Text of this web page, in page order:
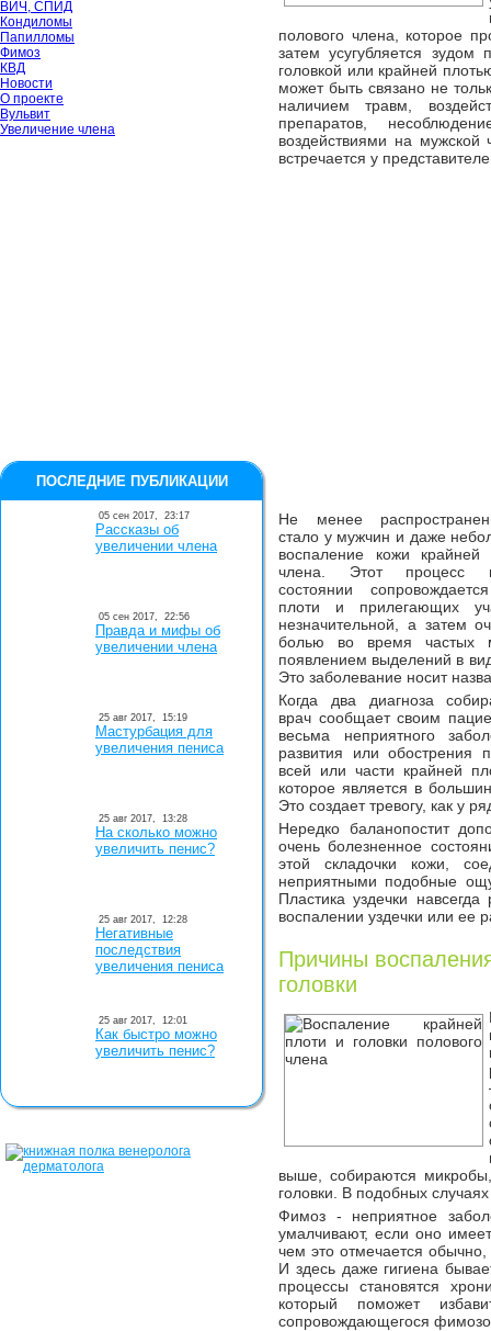
ВИЧ, СПИД
Кондиломы
Папилломы
Фимоз
КВД
Новости
О проекте
Вульвит
Увеличение члена
полового члена, которое
затем усугубляется
головкой или крайней
может быть связано не
наличием травм,
препаратов,
воздействиями на мужской
встречается у
Не менее
стало у мужчин и даже
воспаление кожи крайней
члена. Этот процесс
состоянии
плоти и прилегающих
незначительной, а затем
болью во время частых
появлением выделений в
Это заболевание носит
Когда два диагноза
врач сообщает своим
весьма неприятного
развития или обострения
всей или части крайней
которое является в
Это создает тревогу, как у
Нередко баланопостит
очень болезненное
этой складочки кожи,
неприятными подобные
Пластика уздечки
воспалении уздечки или ее
Причины
головки
выше, собираются
головки. В подобных
Фимоз - неприятное
умалчивают, если оно
чем это отмечается обычно,
И здесь даже гигиена
процессы становятся
который поможет
сопровождающегося
ПОСЛЕДНИЕ ПУБЛИКАЦИИ
05 сен 2017, 23:17
Рассказы об
увеличении члена
05 сен 2017, 22:56
Правда и мифы об
увеличении члена
25 авг 2017, 15:19
Мастурбация для
увеличения пениса
25 авг 2017, 13:28
На сколько можно
увеличить пенис?
25 авг 2017, 12:28
Негативные
последствия
увеличения пениса
25 авг 2017, 12:01
Как быстро можно
увеличить пенис?